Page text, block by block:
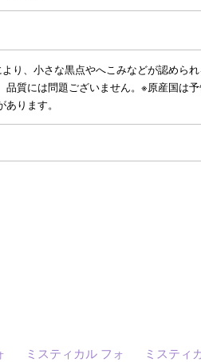
り、小さな黒点やへこみなどが認めら
品質には問題ございません。※原産国は
あります。
ミスティカル フォ
ミスティ